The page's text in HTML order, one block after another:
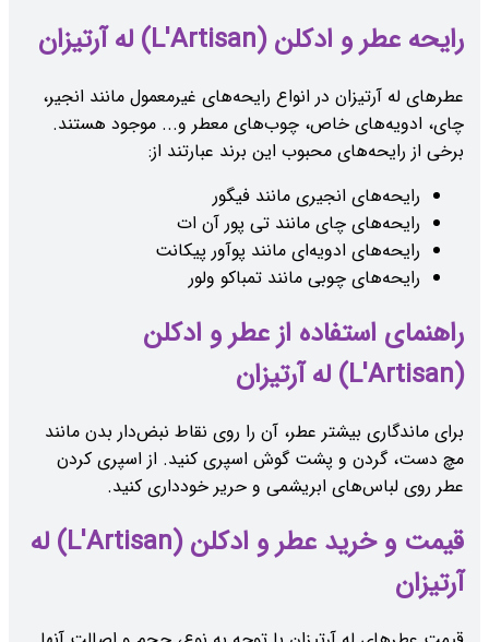
رایحه عطر و ادکلن (L'Artisan) له آرتیزان
عطرهای له آرتیزان در انواع رایحه‌های غیرمعمول مانند انجیر،
چای، ادویه‌های خاص، چوب‌های معطر و... موجود هستند.
برخی از رایحه‌های محبوب این برند عبارتند از:
رایحه‌های انجیری مانند فیگور
رایحه‌های چای مانند تی پور آن ات
رایحه‌های ادویه‌ای مانند پوآور پیکانت
رایحه‌های چوبی مانند تمباکو ولور
راهنمای استفاده از عطر و ادکلن
(L'Artisan) له آرتیزان
برای ماندگاری بیشتر عطر، آن را روی نقاط نبض‌دار بدن مانند
مچ دست، گردن و پشت گوش اسپری کنید. از اسپری کردن
عطر روی لباس‌های ابریشمی و حریر خودداری کنید.
قیمت و خرید عطر و ادکلن (L'Artisan) له
آرتیزان